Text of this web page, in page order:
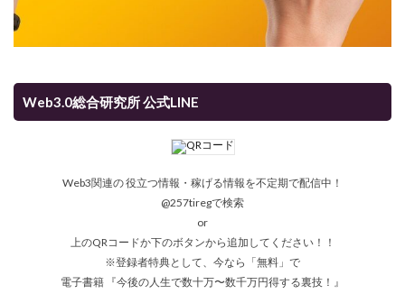
Web3.0総合研究所 公式LINE
Web3関連の 役立つ情報・稼げる情報を不定期で配信中！
@257tiregで検索
or
上のQRコードか下のボタンから追加してください！！
※登録者特典として、今なら「無料」で
電子書籍 『今後の人生で数十万〜数千万円得する裏技！』